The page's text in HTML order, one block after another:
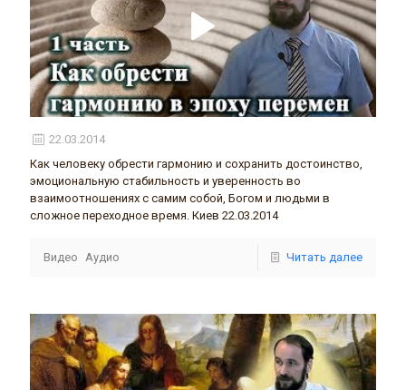
22.03.2014
Как человеку обрести гармонию и сохранить достоинство,
эмоциональную стабильность и уверенность во
взаимоотношениях с самим собой, Богом и людьми в
сложное переходное время. Киев 22.03.2014
Видео Аудио Читать далее